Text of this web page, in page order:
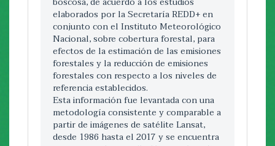
elaborados por la Secretaría REDD+ en
conjunto con el Instituto Meteorológico
Nacional, sobre cobertura forestal, para
efectos de la estimación de las emisiones
forestales y la reducción de emisiones
forestales con respecto a los niveles de
referencia establecidos.
Esta información fue levantada con una
metodología consistente y comparable a
partir de imágenes de satélite Lansat,
desde 1986 hasta el 2017 y se encuentra
16
Agosto
2018
Pago por Servicios Ambientales
Natalia Vega Jara nvega@fonafifo.go.cr
Indicador:10. Cantidad de hectáreas del
La Comisión Asesora de Degradación de
Tierras (CADETI) con apoyo del
Programa de Pequeñas Donaciones,
Programa de Naciones Unidas para el
Desarrollo y el Fondo para el Medio
Ambiente Mundial, ha apoyado acciones
comunitarias específicas en cada paisaje,
mediante el financiamiento de proyectos
a pequeña escala, ejecutados por
organizaciones comunitarias locales y su
coordinación dentro de los paisajes